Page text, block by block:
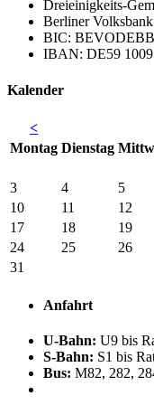
Dreieinigkeits-
Berliner Volksbank
BIC: BEVODEBB
IBAN: DE59 1009
Kalender
<
Montag Dienstag Mi
3
4 5
10
11 12
17
18 19
24
25 26
31
Anfahrt
U-Bahn: U9 bis
S-Bahn: S1 bis
Bus: M82, 282,